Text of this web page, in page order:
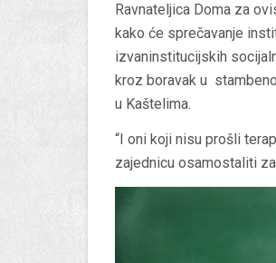
Ravnateljica Doma za
kako će sprečavanje
izvaninstitucijskih
kroz boravak u
u Kaštelima.
“I oni koji nisu prošli
zajednicu osamostaliti